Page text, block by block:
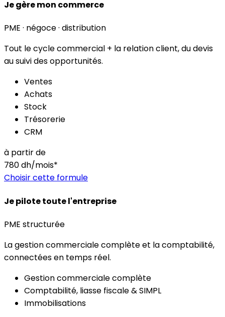
Je gère mon commerce
PME · négoce · distribution
Tout le cycle commercial + la relation client, du devis
au suivi des opportunités.
Ventes
Achats
Stock
Trésorerie
CRM
à partir de
780dh/mois*
Choisir cette formule
Je pilote toute l'entreprise
PME structurée
La gestion commerciale complète et la comptabilité,
connectées en temps réel.
Gestion commerciale complète
Comptabilité, liasse fiscale & SIMPL
Immobilisations